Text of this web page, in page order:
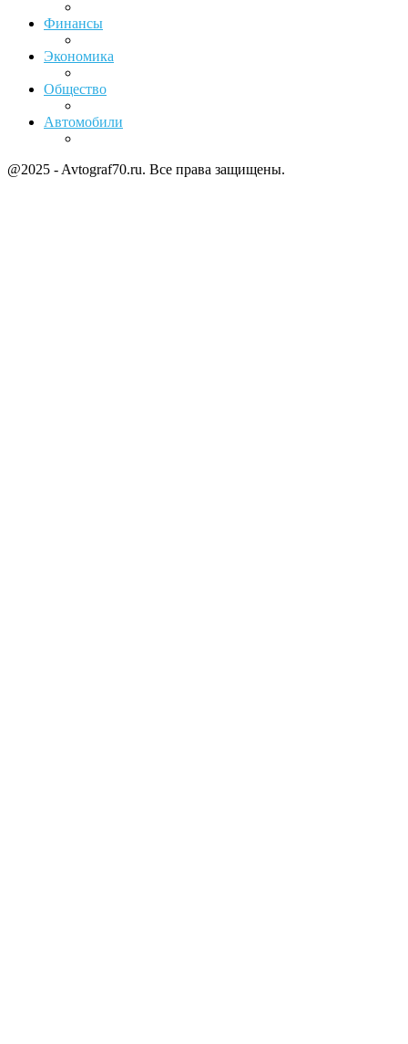
Финансы
Экономика
Общество
Автомобили
@2025 - Avtograf70.ru. Все права защищены.